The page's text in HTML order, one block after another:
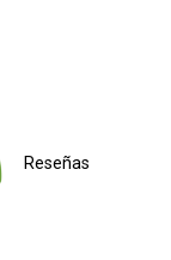
Reseñas